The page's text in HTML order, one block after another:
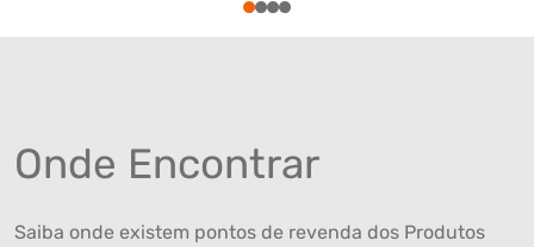
1234
Onde Encontrar
Saiba onde existem pontos de revenda dos Produtos